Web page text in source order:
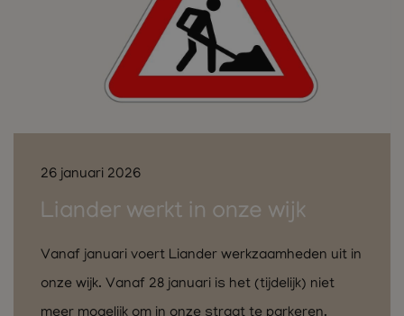
Liander werkt in onze wijk
26 januari 2026
Vanaf januari voert Liander werkzaamheden uit in
onze wijk. Vanaf 28 januari is het (tijdelijk) niet